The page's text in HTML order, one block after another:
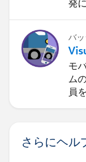
発
バ
モ
ム
員
さらにヘル